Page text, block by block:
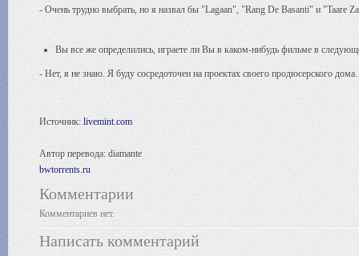
- Очень трудно выбрать, но я назвал бы "Lagaan", "Rang De Basanti" и "Taare
Вы все же определились, играете ли Вы в каком-нибудь фильме в
- Нет, я не знаю. Я буду сосредоточен на проектах своего продюсерского дома.
Источник: livemint.com
Автор перевода: diamante
bwtorrents.ru
Комментарии
Комментариев нет.
Написать комментарий